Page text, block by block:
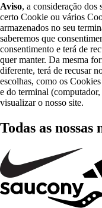
Aviso, a consideração dos
certo Cookie ou vários
armazenados no seu
saberemos que
consentimento e terá de
quer manter. Da mesma
diferente, terá de recusar
escolhas, como os
e do terminal
visualizar o nosso site.
Todas as nossas